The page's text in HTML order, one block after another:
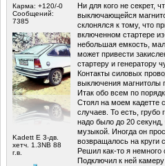
Карма: +120/-0
Сообщений:
7385
Kadett E 3-дв.
хетч. 1.3NB 88
г.в.
Ни для кого не секрет,
выключающейся
склонялся к тому, что
включенном стартере
небольшая емкость,
может привести
стартеру и генератору
Контакты силовых
выключения магнитолы
Итак обо всем по
Стоял на моем кадетте
случаев. То есть, грубо
надо было до 20
музыкой. Иногда он
возвращалось на круги
Решил как-то я
Подключил к ней